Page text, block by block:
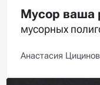
Мусор ваша
мусорных
Анастасия